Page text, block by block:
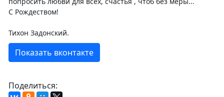
С Рождеством!
Тихон Задонский.
Показать вконтакте
Поделиться: